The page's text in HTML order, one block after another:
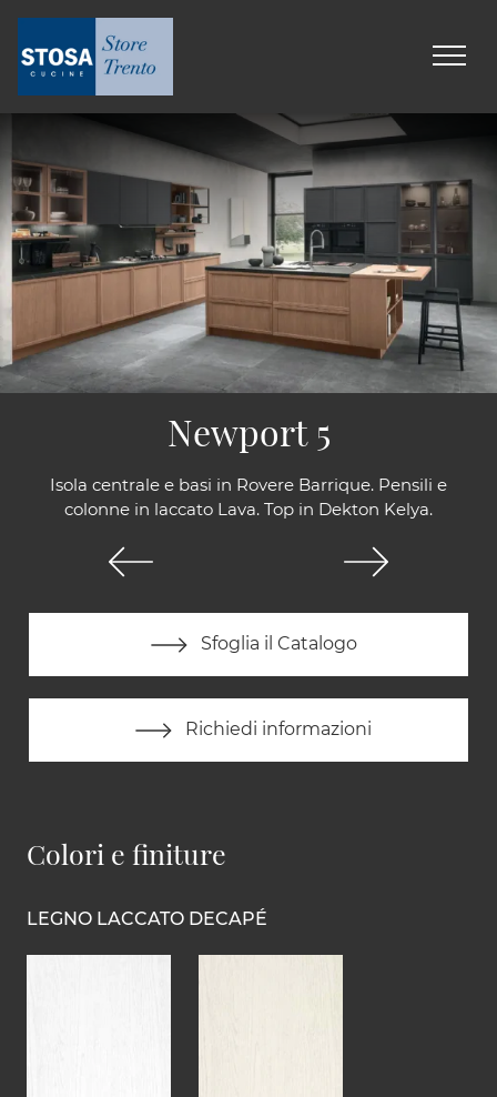
Isola centrale e basi in Rovere Barrique. Pensili e
colonne in laccato Lava. Top in Dekton Kelya.
Sfoglia il Catalogo
Richiedi informazioni
Newport 5
Colori e finiture
LEGNO LACCATO DECAPÉ